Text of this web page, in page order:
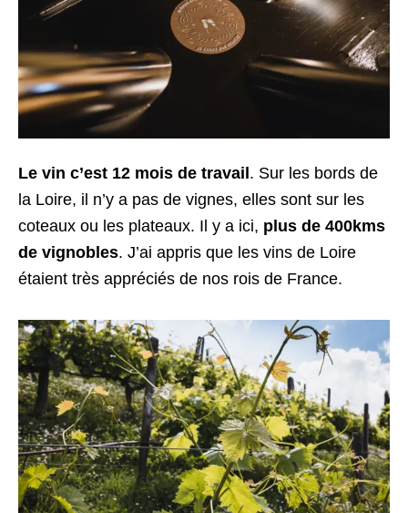
Le vin c’est 12 mois de travail . Sur les bords de
la Loire, il n’y a pas de vignes, elles sont sur les
coteaux ou les plateaux. Il y a ici, plus de 400kms
de vignobles. J’ai appris que les vins de Loire
étaient très appréciés de nos rois de France.